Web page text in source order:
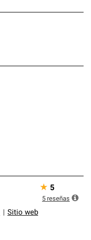
Sitio web
★ 5
5 reseñas